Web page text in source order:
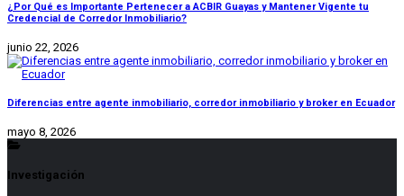
¿Por Qué es Importante Pertenecer a ACBIR Guayas y Mantener Vigente tu
Credencial de Corredor Inmobiliario?
junio 22, 2026
Diferencias entre agente inmobiliario, corredor inmobiliario y broker en Ecuador
mayo 8, 2026
Investigación